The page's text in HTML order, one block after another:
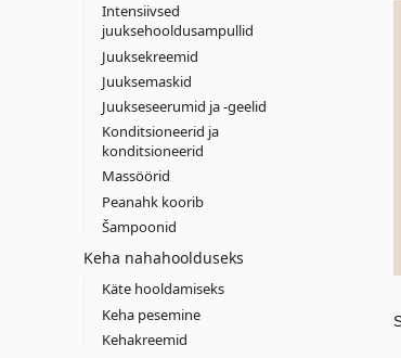
Intensiivsed
juuksehooldusampullid
Juuksekreemid
Juuksemaskid
Juukseseerumid ja -geelid
Konditsioneerid ja
konditsioneerid
Massöörid
Peanahk koorib
Šampoonid
Keha nahahoolduseks
Käte hooldamiseks
Keha pesemine
Kehakreemid